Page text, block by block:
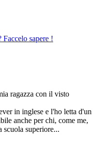
sapere !
ragazza con il visto
in inglese e l'ho letta d'un
anche per chi, come me,
scuola superiore...